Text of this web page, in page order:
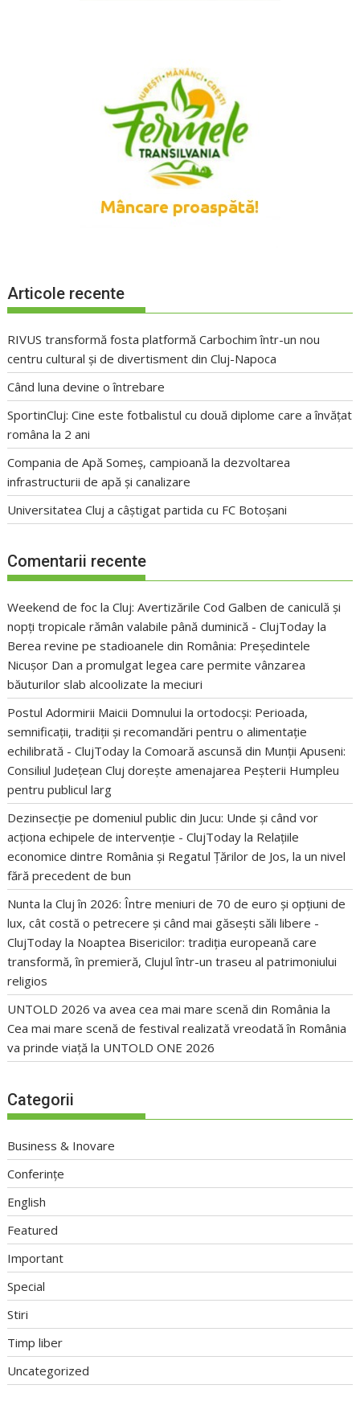
Articole recente
RIVUS transformă fosta platformă Carbochim într-un nou
centru cultural și de divertisment din Cluj-Napoca
Când luna devine o întrebare
SportinCluj: Cine este fotbalistul cu două diplome care a învățat
româna la 2 ani
Compania de Apă Someș, campioană la dezvoltarea
infrastructurii de apă și canalizare
Universitatea Cluj a câștigat partida cu FC Botoșani
Comentarii recente
Weekend de foc la Cluj: Avertizările Cod Galben de caniculă și
nopți tropicale rămân valabile până duminică - ClujToday la
Berea revine pe stadioanele din România: Președintele
Nicușor Dan a promulgat legea care permite vânzarea
băuturilor slab alcoolizate la meciuri
Postul Adormirii Maicii Domnului la ortodocși: Perioada,
semnificații, tradiții și recomandări pentru o alimentație
echilibrată - ClujToday laComoară ascunsă din Munții Apuseni:
Consiliul Județean Cluj dorește amenajarea Peșterii Humpleu
pentru publicul larg
Dezinsecție pe domeniul public din Jucu: Unde și când vor
acționa echipele de intervenție - ClujToday la Relațiile
economice dintre România și Regatul Țărilor de Jos, la un nivel
fără precedent de bun
Nunta la Cluj în 2026: Între meniuri de 70 de euro și opțiuni de
lux, cât costă o petrecere și când mai găsești săli libere -
ClujToday la Noaptea Bisericilor: tradiția europeană care
transformă, în premieră, Clujul într-un traseu al patrimoniului
religios
UNTOLD 2026 va avea cea mai mare scenă din România la
Cea mai mare scenă de festival realizată vreodată în România
va prinde viață la UNTOLD ONE 2026
Categorii
Business & Inovare
Conferințe
English
Featured
Important
Special
Stiri
Timp liber
Uncategorized